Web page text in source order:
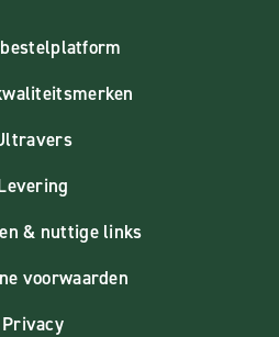
& nuttige links
voorwaarden
Privacy